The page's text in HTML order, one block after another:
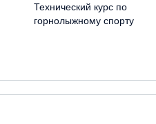
Технический курс по
горнолыжному спорту